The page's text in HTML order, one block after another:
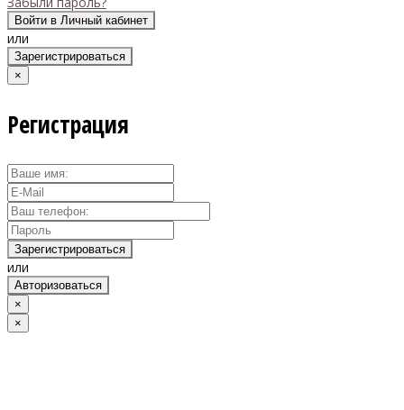
Войти в Личный кабинет
или
Зарегистрироваться
×
Регистрация
Зарегистрироваться
или
Авторизоваться
×
×